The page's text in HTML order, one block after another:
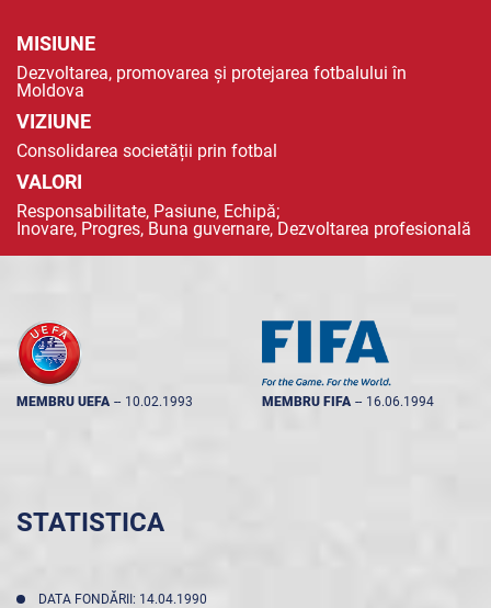
MISIUNE
Dezvoltarea, promovarea și protejarea fotbalului în
Moldova
VIZIUNE
Consolidarea societății prin fotbal
VALORI
Responsabilitate, Pasiune, Echipă;
Inovare, Progres, Buna guvernare, Dezvoltarea profesională
MEMBRU UEFA -- 10.02.1993 MEMBRU FIFA -- 16.06.1994
STATISTICA
DATA FONDĂRII: 14.04.1990